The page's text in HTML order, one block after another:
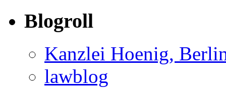
Blogroll
Kanzlei Hoenig,
lawblog